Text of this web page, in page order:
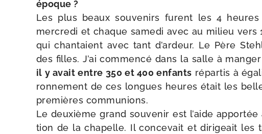
époque ?
Les plus beaux sou­ve­nirs furent les 4
mer­cre­di et chaque same­di avec au milieu vers
qui chan­taient avec tant d’ardeur. Le Père
des filles. J’ai com­men­cé dans la salle à
il y avait entre 350 et 400 enfants répar­tis à
ron­ne­ment de ces longues heures était les
pre­mières communions.
Le deuxième grand sou­ve­nir est l’aide
tion de la cha­pelle. Il conce­vait et diri­geait les